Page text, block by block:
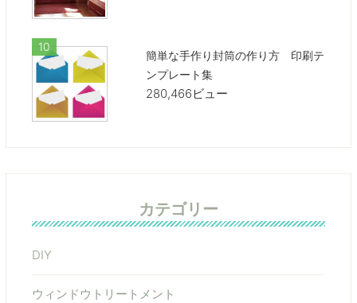
簡単な手作り封筒の作り方 印刷テ
ンプレート集
280,466ビュー
カテゴリー
DIY
ウィンドウトリートメント